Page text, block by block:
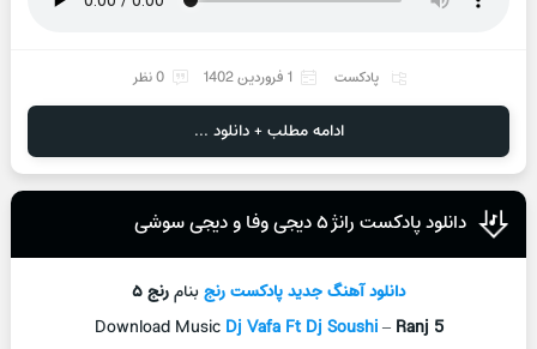
پادکست 1 فروردین 1402 0 نظر
ادامه مطلب + دانلود ...
دانلود پادکست رانژ ۵ دیجی وفا و دیجی سوشی
دانلود آهنگ جدیدپادکست رنجبنامرنج ۵
Download Music Dj Vafa Ft Dj Soushi– Ranj 5